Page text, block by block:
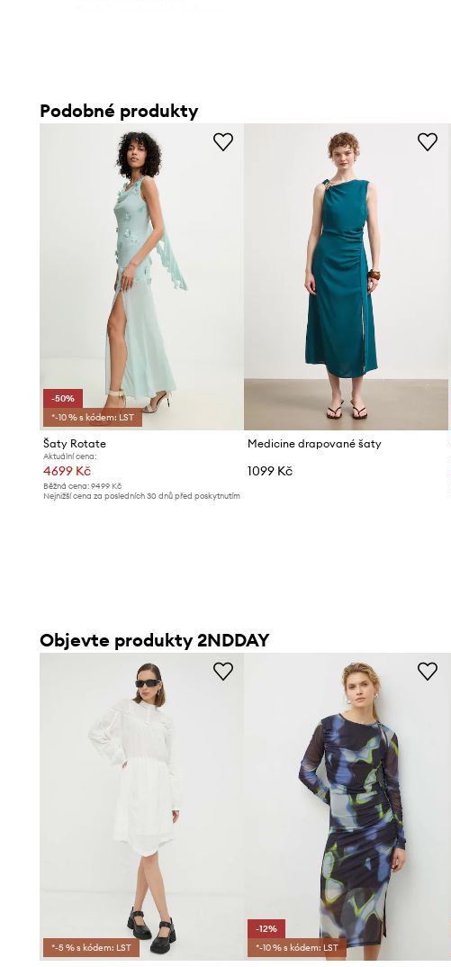
Podobné produkty
-50%
*-10 % s kódem: LST
Šaty Rotate
Aktuální cena:
4699 Kč
Běžná cena: 9499 Kč
Nejnižší cena za posledních 30 dnů před poskytnutím
Medicine drapované šaty
1099 Kč
Objevte produkty 2NDDAY
*-5 % s kódem: LST
-12%
*-10 % s kódem: LST